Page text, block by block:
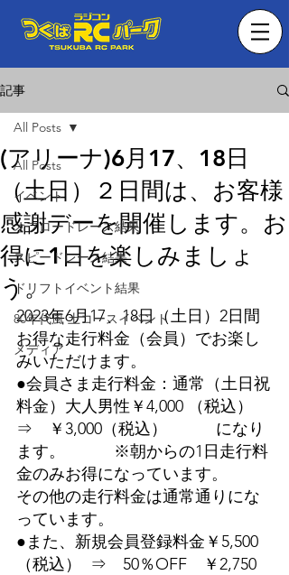
記事
All Posts
イベント
オフロードレース結果
スピードレース結果
ドリフトイベント結果
80年代風 土コースイベント
メディア
All Posts
(アリーナ)6月17、18日
（土日）２日間は、お客様
感謝デーを開催します。お
得に1日を楽しみましょ
う。
2023年6月17、18日（土日）2日間
お得な走行料金（会員）でお楽し
みいただけます。
●会員さま走行料金：通常（土日祝
料金）大人男性￥4,000 （税込）
⇒　￥3,000（税込）　　　になり
ます。　　　※朝からの1日走行料
金のみお得になっています。
その他の走行料金は通常通りにな
っています。
●また、新規会員登録料金￥5,500
（税込）  ⇒　50％OFF　￥2,750